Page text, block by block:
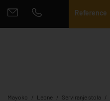
Reference
Mayoko Leone Serviranje stola